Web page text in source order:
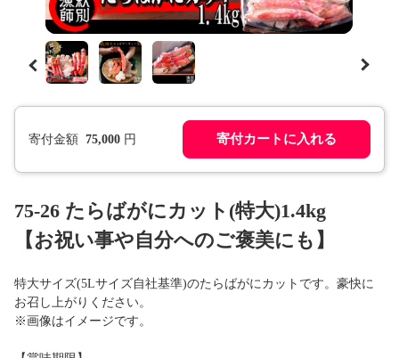
寄付金額 75,000 円 寄付カートに入れる
75-26 たらばがにカット(特大)1.4kg
【お祝い事や自分へのご褒美にも】
特大サイズ(5Lサイズ自社基準)のたらばがにカットです。豪快に
お召し上がりください。
※画像はイメージです。